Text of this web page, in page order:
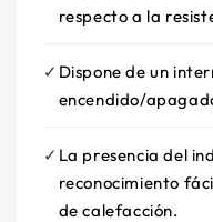
respecto a la
Dispone de un
encendido/
La presencia del
reconocimiento
de calefacción.